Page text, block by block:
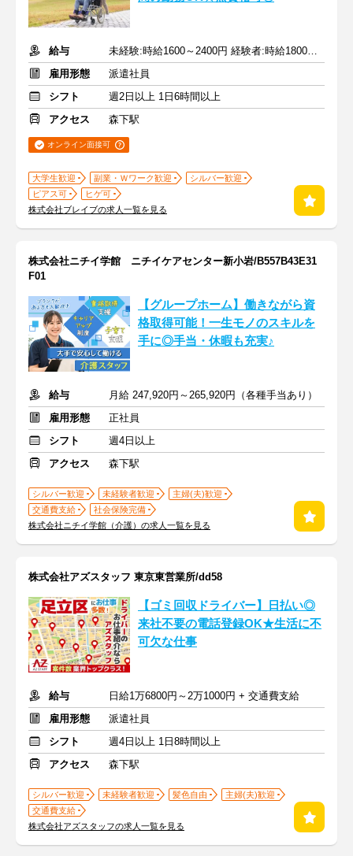
給与
未経験:時給1600～2400円 経験者:時給1800～2700円+交通費全額
雇用形態
派遣社員
シフト
週2日以上 1日6時間以上
アクセス
森下駅
オンライン面接可
大学生歓迎 副業・Ｗワーク歓迎
シルバー歓迎
ピアス可
ヒゲ可
株式会社ブレイブの求人一覧を見る
株式会社ニチイ学館 ニチイケアセンター新小岩/B557B43E31
F01
【グループホーム】働きながら資
格取得可能！一生モノのスキルを
手に◎手当・休暇も充実♪
給与
月給 247,920円～265,920円（各種手当あり）
雇用形態
正社員
シフト
週4日以上
アクセス
森下駅
シルバー歓迎 未経験者歓迎
主婦(夫)歓迎
交通費支給
社会保険完備
株式会社ニチイ学館（介護）の求人一覧を見る
株式会社アズスタッフ 東京東営業所/dd58
【ゴミ回収ドライバー】日払い◎
来社不要の電話登録OK★生活に不
可欠な仕事
給与
日給1万6800円～2万1000円 + 交通費支給
雇用形態
派遣社員
シフト
週4日以上 1日8時間以上
アクセス
森下駅
シルバー歓迎 未経験者歓迎 髪色自由
主婦(夫)歓迎
交通費支給
株式会社アズスタッフの求人一覧を見る